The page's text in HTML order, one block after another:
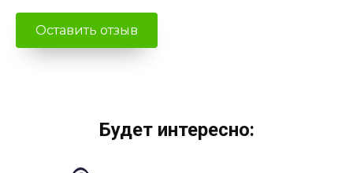
Будет интересно: